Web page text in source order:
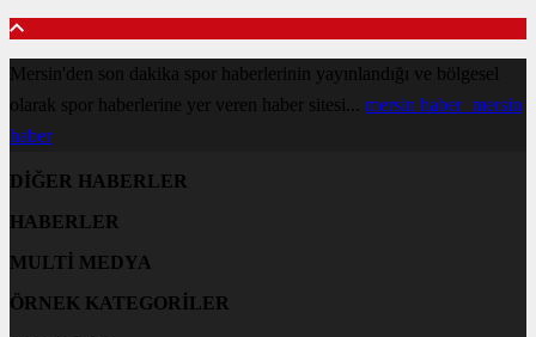
Mersin'den son dakika spor haberlerinin yayınlandığı ve bölgesel
olarak spor haberlerine yer veren haber sitesi... mersin haber mersin
haber
DİĞER HABERLER
HABERLER
MULTİ MEDYA
ÖRNEK KATEGORİLER